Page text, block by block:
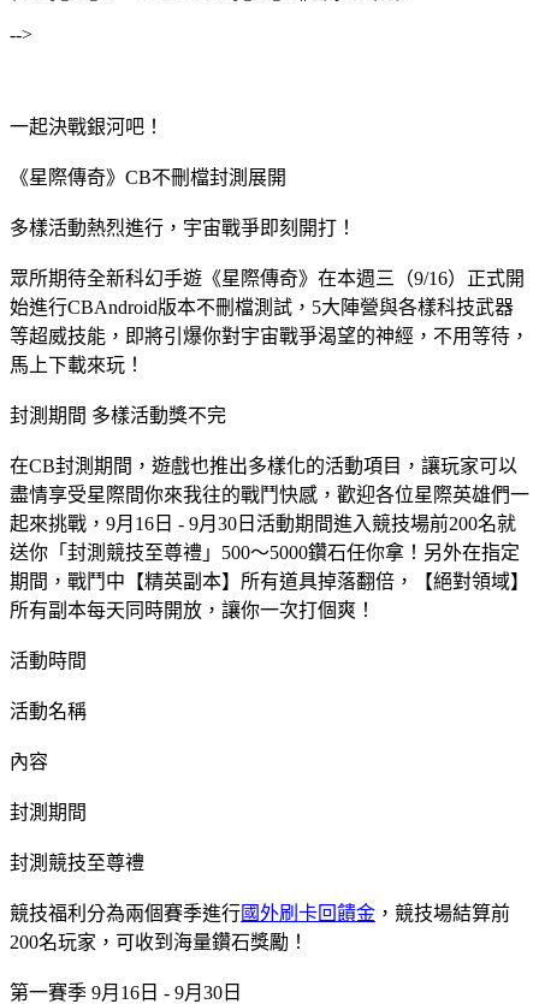
-->
一起決戰銀河吧！
《星際傳奇》CB不刪檔封測展開
多樣活動熱烈進行，宇宙戰爭即刻開打！
眾所期待全新科幻手遊《星際傳奇》在本週三（9/16）正式開
始進行CBAndroid版本不刪檔測試，5大陣營與各樣科技武器
等超威技能，即將引爆你對宇宙戰爭渴望的神經，不用等待，
馬上下載來玩！
封測期間 多樣活動獎不完
在CB封測期間，遊戲也推出多樣化的活動項目，讓玩家可以
盡情享受星際間你來我往的戰鬥快感，歡迎各位星際英雄們一
起來挑戰，9月16日 - 9月30日活動期間進入競技場前200名就
送你「封測競技至尊禮」500～5000鑽石任你拿！另外在指定
期間，戰鬥中【精英副本】所有道具掉落翻倍，【絕對領域】
所有副本每天同時開放，讓你一次打個爽！
活動時間
活動名稱
內容
封測期間
封測競技至尊禮
競技福利分為兩個賽季進行國外刷卡回饋金 ，競技場結算前
200名玩家，可收到海量鑽石獎勵！
第一賽季 9月16日 - 9月30日